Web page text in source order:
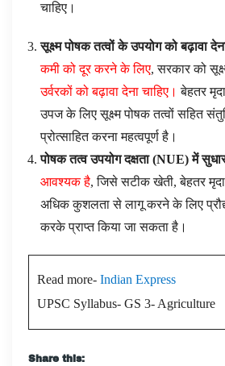
चाहिए।
सूक्ष्म पोषक तत्वों के उपयोग को बढ़ावा
कमी को दूर करने के लिए, सरकार को
उर्वरकों को बढ़ावा देना चाहिए। बेहतर
उपज के लिए सूक्ष्म पोषक तत्वों सहित
प्रोत्साहित करना महत्वपूर्ण है।
पोषक तत्व उपयोग दक्षता (NUE) में
आवश्यक है, जिसे सटीक खेती, बेहतर मृदा
अधिक कुशलता से लागू करने के लिए
करके प्राप्त किया जा सकता है।
Read more- Indian Express
UPSC Syllabus- GS 3- Agriculture
Share this: